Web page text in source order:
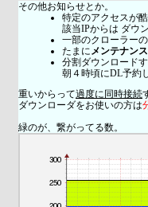
その他お知らせとか。
特定のアクセスが
該当IPからは ダウ
一部のクローラー
たまにメンテナン
分割ダウンロード
朝４時頃にDL予約
重いからって過度に同時接続
ダウンローダをお使いの方は
緑のが、繋がってる数。